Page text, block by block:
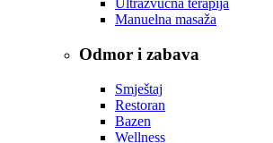
Ultrazvučna terapija
Manuelna masaža
Odmor i zabava
Smještaj
Restoran
Bazen
Wellness